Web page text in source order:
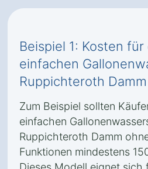
Beispiel 1: Kosten für
einfachen
Ruppichteroth Damm
Zum Beispiel sollten
einfachen
Ruppichteroth Damm
Funktionen mindestens